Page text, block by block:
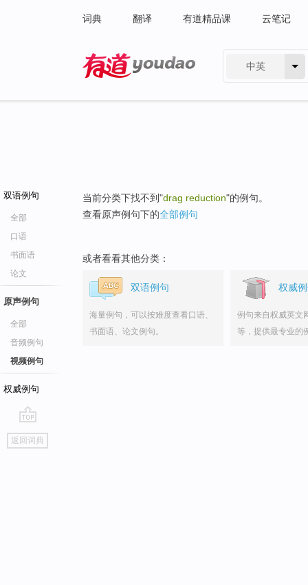
词典 翻译 有道精品课 云笔记
中英
双语例句
全部
口语
书面语
论文
原声例句
全部
音频例句
视频例句
权威例句
go
top
返回词典
当前分类下找不到"drag reduction"的例句。
查看原声例句下的全部例句
或者看看其他分类：
双语例句
海量例句，可以按难度查看口语、
书面语、论文例句。
权威
例句来自权威英文
等，提供最专业的